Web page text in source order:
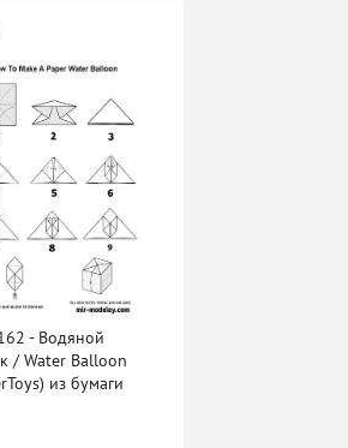
- Водяной
/ Water Balloon
из бумаги